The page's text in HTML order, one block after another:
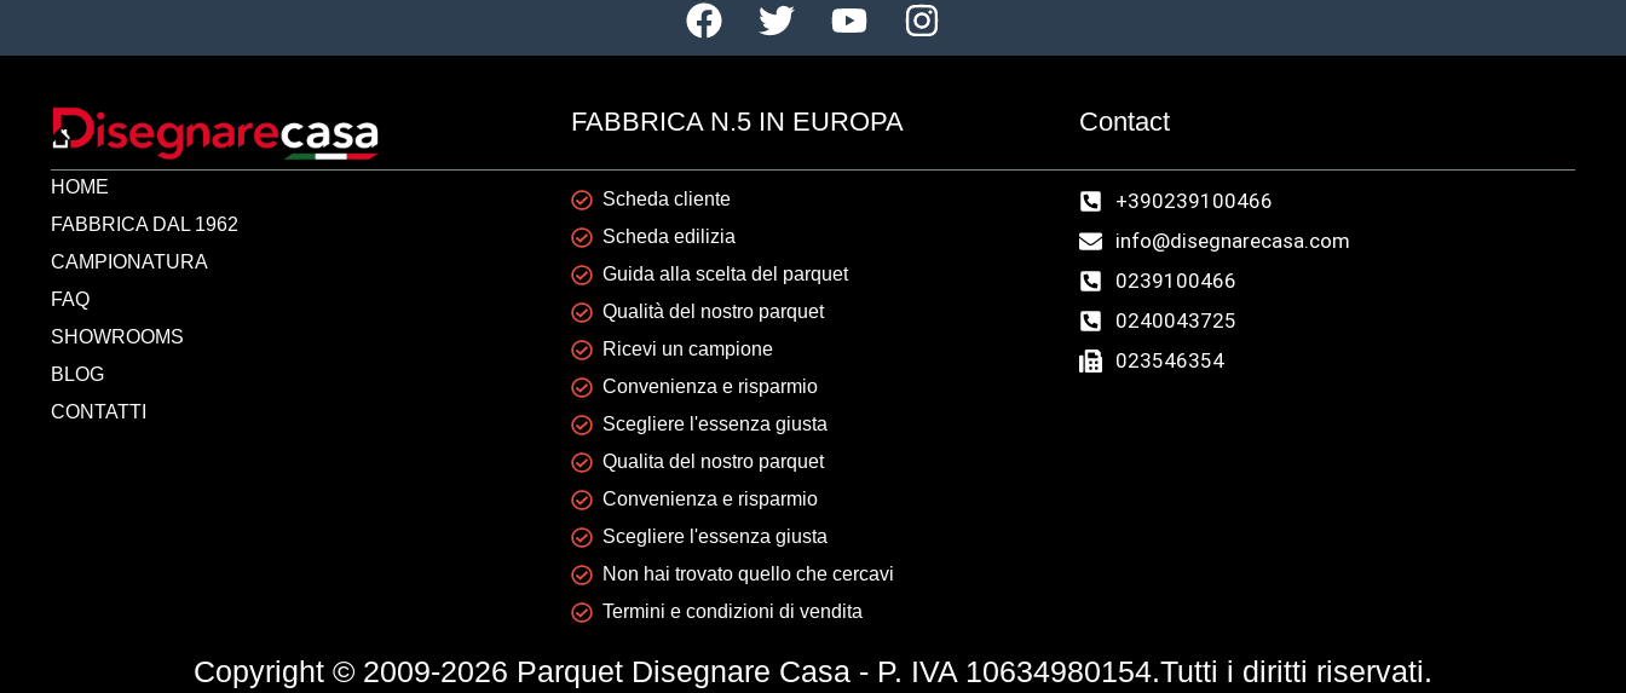
FABBRICA N.5 IN EUROPA Contact
HOME
FABBRICA DAL 1962
CAMPIONATURA
FAQ
SHOWROOMS
BLOG
CONTATTI
Scheda cliente
Scheda edilizia
Guida alla scelta del parquet
Qualità del nostro parquet
Ricevi un campione
Convenienza e risparmio
Scegliere l'essenza giusta
Qualita del nostro parquet
Convenienza e risparmio
Scegliere l'essenza giusta
Non hai trovato quello che cercavi
Termini e condizioni di vendita
+390239100466
info@disegnarecasa.com
0239100466
0240043725
023546354
Copyright © 2009-2026 Parquet Disegnare Casa - P. IVA 10634980154.Tutti i diritti riservati.